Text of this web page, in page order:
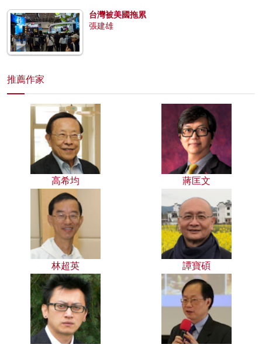
台灣被美國拖累
張建雄
推薦作家
高希均 蔣匡文
林超英 譚寶碩